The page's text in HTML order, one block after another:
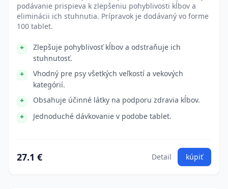
podávanie prispieva k zlepšeniu pohyblivosti kĺbov a
eliminácii ich stuhnutia. Prípravok je dodávaný vo forme
100 tablet.
Zlepšuje pohyblivosť kĺbov a odstraňuje ich
stuhnutosť.
Vhodný pre psy všetkých veľkostí a vekových
kategórií.
Obsahuje účinné látky na podporu zdravia kĺbov.
Jednoduché dávkovanie v podobe tablet.
27.1 € Detail kúpiť